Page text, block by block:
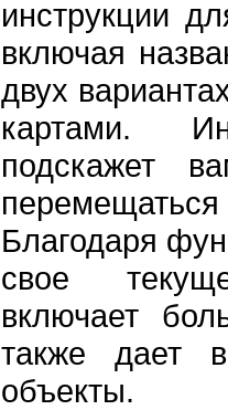
инструкции
включая
двух
картами.
подскажет
Благодаря
свое
включает
также дает
объекты.